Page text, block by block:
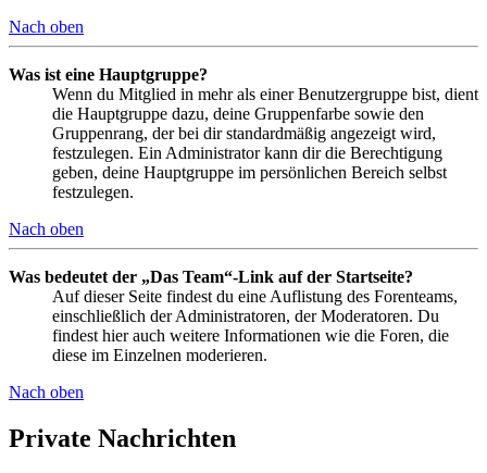
Nach oben
Was ist eine Hauptgruppe?
Wenn du Mitglied in mehr als einer Benutzergruppe bist, dient
die Hauptgruppe dazu, deine Gruppenfarbe sowie den
Gruppenrang, der bei dir standardmäßig angezeigt wird,
festzulegen. Ein Administrator kann dir die Berechtigung
geben, deine Hauptgruppe im persönlichen Bereich selbst
festzulegen.
Nach oben
Was bedeutet der „Das Team“-Link auf der Startseite?
Auf dieser Seite findest du eine Auflistung des Forenteams,
einschließlich der Administratoren, der Moderatoren. Du
findest hier auch weitere Informationen wie die Foren, die
diese im Einzelnen moderieren.
Nach oben
Private Nachrichten